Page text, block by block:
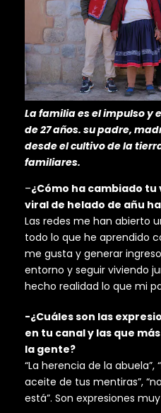
La familia es el impulso y
de 27 años. su padre,
desde el cultivo de la
familiares.
–¿Cómo ha cambiado
viral de helado de añu
Las redes me han abierto
todo lo que he aprendido
me gusta y generar
entorno y seguir viviendo
hecho realidad lo que mi
-¿Cuáles son las
en tu canal y las que
la gente?
“La herencia de la abuela”,
aceite de tus mentiras”,
está”. Son expresiones